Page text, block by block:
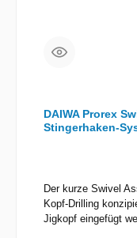
DAIWA Prorex
Stingerhaken-
Der kurze Swivel
Kopf-Drilling
Jigkopf eingefügt